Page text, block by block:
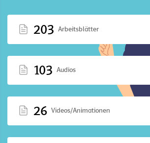
203 Arbeitsblätter
103 Audios
26 Videos/Animationen